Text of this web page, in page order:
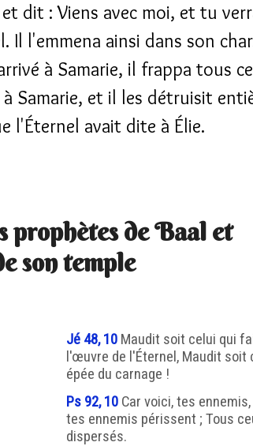
et dit : Viens avec moi, et tu
Il l'emmena ainsi dans son
à Samarie, il frappa tous
Samarie, et il les détruisit
l'Éternel avait dite à Élie.
prophètes de Baal et
son temple
Jé 48, 10 Maudit soit celui qui
l'œuvre de l'Éternel, Maudit soit
épée du carnage !
Ps 92, 10 Car voici, tes
tes ennemis périssent ; Tous
dispersés.